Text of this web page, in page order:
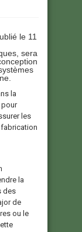
le 11
sera
la
pour
les
fabrication
la
des
de
ou le